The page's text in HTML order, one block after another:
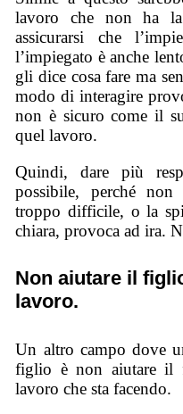
lavoro che non ha
assicurarsi che
l’impiegato è anche
gli dice cosa fare ma
modo di interagire
non è sicuro come il
quel lavoro.
Quindi, dare più
possibile, perché non
troppo difficile, o la
chiara, provoca ad ira.
Non aiutare il
lavoro.
Un altro campo dove
figlio è non aiutare il
lavoro che sta facendo.